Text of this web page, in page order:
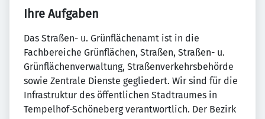
Ihre Aufgaben
Das Straßen- u. Grünflächenamt ist in die
Fachbereiche Grünflächen, Straßen, Straßen- u.
Grünflächenverwaltung, Straßenverkehrsbehörde
sowie Zentrale Dienste gegliedert. Wir sind für die
Infrastruktur des öffentlichen Stadtraumes in
Tempelhof-Schöneberg verantwortlich. Der Bezirk